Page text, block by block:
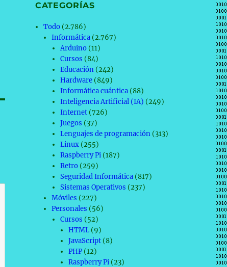
CATEGORÍAS
Todo (2.786)
Informática (2.767)
Arduino(11)
Cursos (84)
Educación(242)
Hardware(849)
Informática cuántica(88)
Inteligencia Artificial (IA) (249)
Internet(726)
Juegos (37)
Lenguajes de programación(313)
Linux(255)
Raspberry Pi(187)
Retro(259)
Seguridad Informática(817)
Sistemas Operativos (237)
Móviles (227)
Personales (56)
Cursos (52)
HTML(9)
JavaScript(8)
PHP(12)
Raspberry Pi(23)